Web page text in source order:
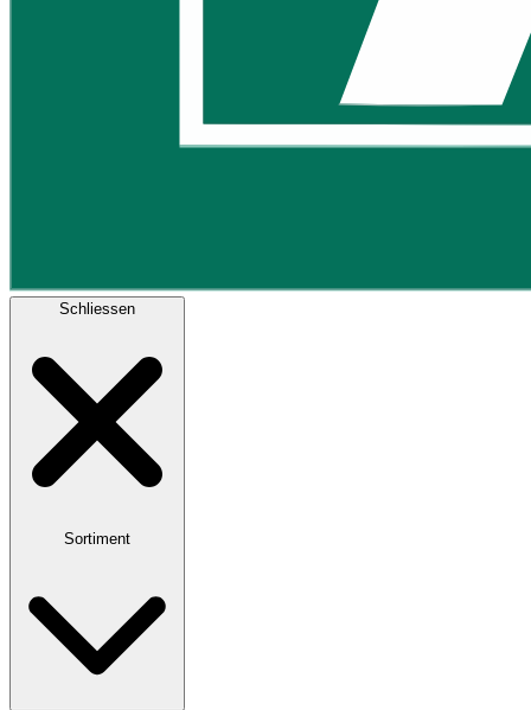
Schliessen
Sortiment